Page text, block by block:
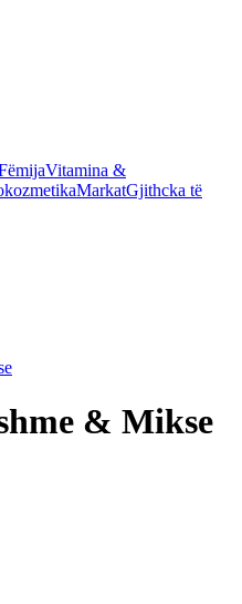
Vitamina &
MarkatGjithcka të
& Mikse